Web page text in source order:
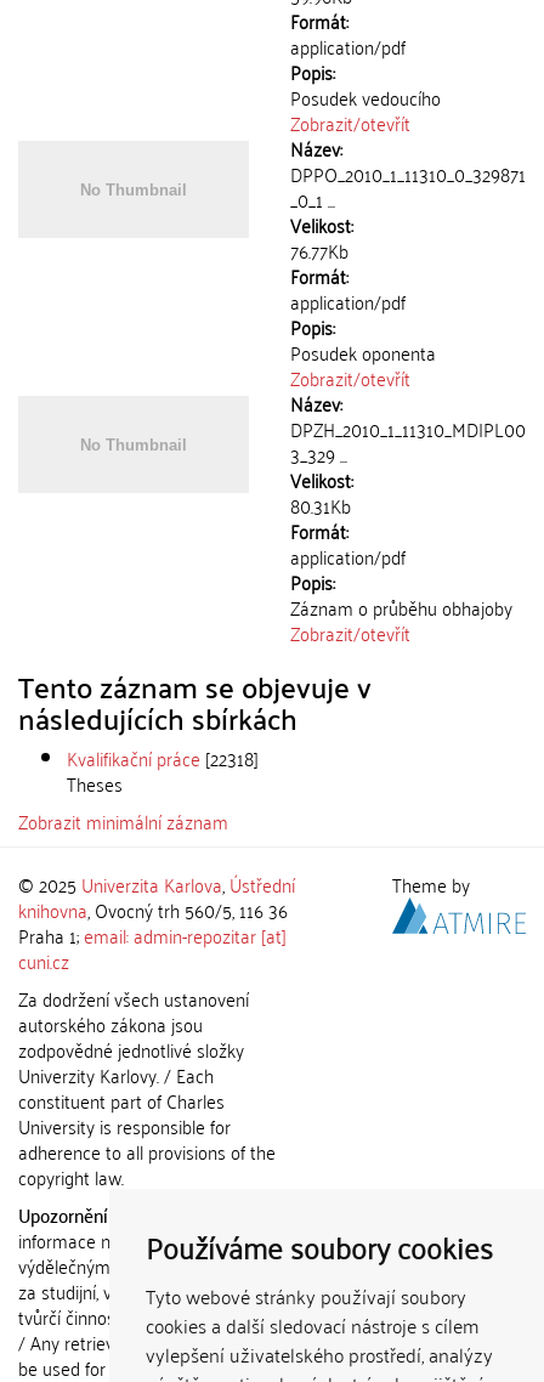
Používáme soubory cookies
Tyto webové stránky používají soubory
cookies a další sledovací nástroje s cílem
vylepšení uživatelského prostředí, analýzy
Formát:
application/pdf
Popis:
Posudek vedoucího
Zobrazit/otevřít
Název:
DPPO_2010_1_11310_0_329871
_0_1 ...
Velikost:
76.77Kb
Formát:
application/pdf
Popis:
Posudek oponenta
Zobrazit/otevřít
Název:
DPZH_2010_1_11310_MDIPL00
3_329 ...
Velikost:
80.31Kb
Formát:
application/pdf
Popis:
Záznam o průběhu obhajoby
Zobrazit/otevřít
Tento záznam se objevuje v
následujících sbírkách
Kvalifikační práce [22318]
Theses
Zobrazit minimální záznam
© 2025 Univerzita Karlova,Ústřední
knihovna, Ovocný trh 560/5, 116 36
Praha 1;email: admin-repozitar [at]
cuni.cz
Za dodržení všech ustanovení
autorského zákona jsou
zodpovědné jednotlivé složky
Univerzity Karlovy. / Each
constituent part of Charles
University is responsible for
adherence to all provisions of the
copyright law.
Upozornění / Notice:
informace nemohou být použity k
výdělečným účelům nebo vydávány
za studijní, vědeckou nebo jinou
tvůrčí činnost jiné osoby než autora.
/ Any retrieved information shall not
be used for any commercial
Theme by